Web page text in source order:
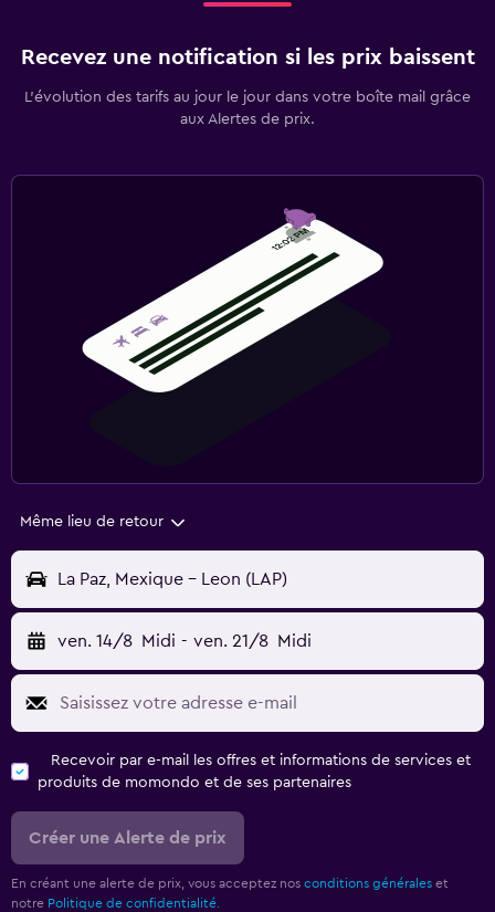
Recevez une notification si les prix baissent
L’évolution des tarifs au jour le jour dans votre boîte mail grâce
aux Alertes de prix.
Même lieu de retour
La Paz, Mexique - Leon (LAP)
ven. 14/8 Midi - ven. 21/8 Midi
Recevoir par e-mail les offres et informations de services et
produits de momondo et de ses partenaires
Créer une Alerte de prix
En créant une alerte de prix, vous acceptez nos conditions générales et
notre Politique de confidentialité.